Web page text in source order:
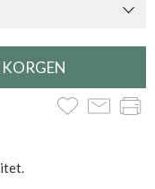
och lätt att rengöra.